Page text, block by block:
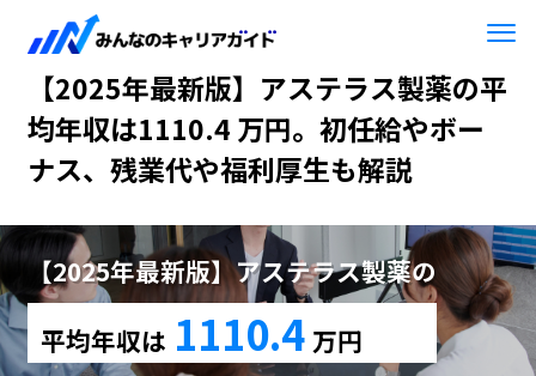
HOME 【2025年最新版】アステラス製薬
【2025年最新版】アステラス製薬の平
均年収は1110.4 万円。初任給やボー
ナス、残業代や福利厚生も解説
【2025年最新版】アステラス製薬の
平均年収は 1110.4 万円